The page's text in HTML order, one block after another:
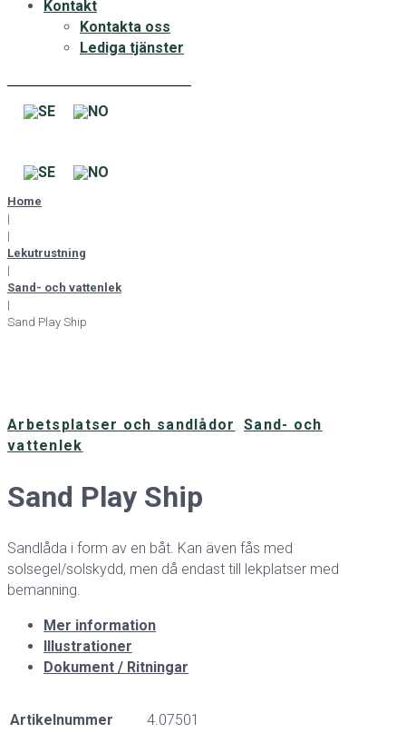
Kontakt
Kontakta oss
Lediga tjänster
Home
|
|
Lekutrustning
|
Sand- och vattenlek
|
Sand Play Ship
Arbetsplatser och sandlådor ,Sand- och
vattenlek
Sand Play Ship
Sandlåda i form av en båt. Kan även fås med
solsegel/solskydd, men då endast till lekplatser med
bemanning.
Mer information
Illustrationer
Dokument / Ritningar
Artikelnummer 4.07501